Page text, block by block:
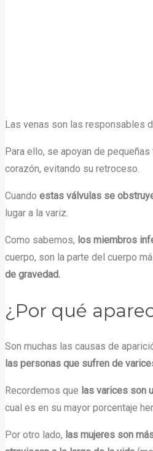
Las venas son las responsables
Para ello, se apoyan de pequeñas
corazón, evitando su retroceso.
Cuando estas válvulas se
lugar a la variz.
Como sabemos, los miembros
cuerpo, son la parte del cuerpo
de gravedad.
¿Por qué
Son muchas las causas de
las personas que sufren de
Recordemos que las varices son
cual es en su mayor porcentaje
Por otro lado, las mujeres son